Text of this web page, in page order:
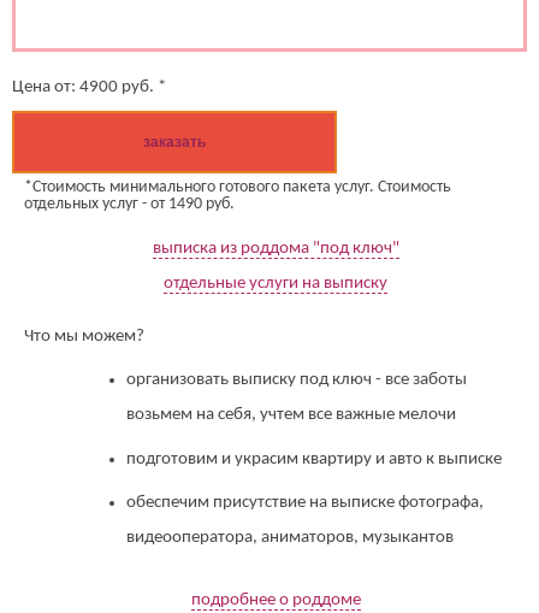
Цена от: 4900 руб. *
заказать
*Стоимость минимального готового пакета услуг. Стоимость
отдельных услуг - от 1490 руб.
выписка из роддома "под ключ"
отдельные услуги на выписку
Что мы можем?
организовать выписку под ключ - все заботы
возьмем на себя, учтем все важные мелочи
подготовим и украсим квартиру и авто к выписке
обеспечим присутствие на выписке фотографа,
видеооператора, аниматоров, музыкантов
подробнее о роддоме